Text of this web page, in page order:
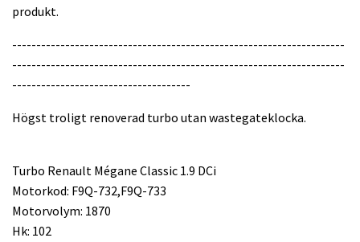
produkt.
---------------------------------------------------------------------
---------------------------------------------------------------------
-------------------------------------
Högst troligt renoverad turbo utan wastegateklocka.
Turbo Renault Mégane Classic 1.9 DCi
Motorkod: F9Q-732,F9Q-733
Motorvolym: 1870
Hk: 102